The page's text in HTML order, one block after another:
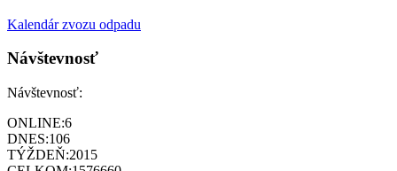
Kalendár zvozu odpadu
Návštevnosť
Návštevnosť:
ONLINE:6
DNES:106
TÝŽDEŇ:2015